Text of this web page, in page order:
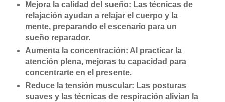
Mejora la calidad del sueño: Las técnicas de
relajación ayudan a relajar el cuerpo y la
mente, preparando el escenario para un
sueño reparador.
Aumenta la concentración: Al practicar la
atención plena, mejoras tu capacidad para
concentrarte en el presente.
Reduce la tensión muscular: Las posturas
suaves y las técnicas de respiración alivian la